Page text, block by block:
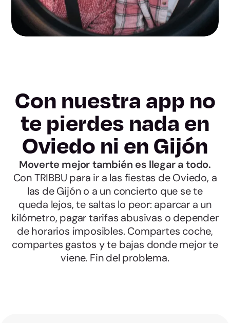
Con nuestra app no
te pierdes nada en
Oviedo ni en Gijón
Moverte mejor también es llegar a todo.
Con TRIBBU para ir a las fiestas de Oviedo, a
las de Gijón o a un concierto que se te
queda lejos, te saltas lo peor: aparcar a un
kilómetro, pagar tarifas abusivas o depender
de horarios imposibles. Compartes coche,
compartes gastos y te bajas donde mejor te
viene. Fin del problema.